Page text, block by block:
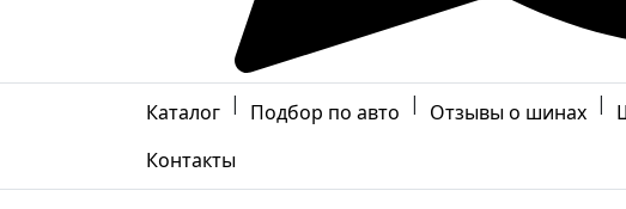
Каталог | Подбор по авто | Отзывы о шинах |
Контакты